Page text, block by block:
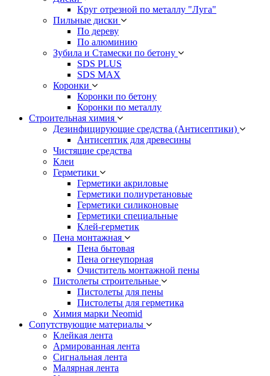
Круг отрезной по металлу "Луга"
Пильные диски
По дереву
По алюминию
Зубила и Стамески по бетону
SDS PLUS
SDS MAX
Коронки
Коронки по бетону
Коронки по металлу
Строительная химия
Дезинфицирующие средства (Антисептики)
Антисептик для древесины
Чистящие средства
Клеи
Герметики
Герметики акриловые
Герметики полиуретановые
Герметики силиконовые
Герметики специальные
Клей-герметик
Пена монтажная
Пена бытовая
Пена огнеупорная
Очиститель монтажной пены
Пистолеты строительные
Пистолеты для пены
Пистолеты для герметика
Химия марки Neomid
Сопутствующие материалы
Клейкая лента
Армированная лента
Сигнальная лента
Малярная лента